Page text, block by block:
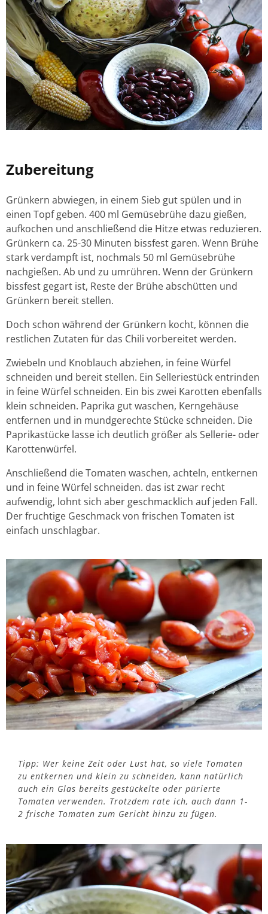
Zubereitung
Grünkern abwiegen, in einem Sieb gut spülen und in
einen Topf geben. 400 ml Gemüsebrühe dazu gießen,
aufkochen und anschließend die Hitze etwas reduzieren.
Grünkern ca. 25-30 Minuten bissfest garen. Wenn Brühe
stark verdampft ist, nochmals 50 ml Gemüsebrühe
nachgießen. Ab und zu umrühren. Wenn der Grünkern
bissfest gegart ist, Reste der Brühe abschütten und
Grünkern bereit stellen.
Doch schon während der Grünkern kocht, können die
restlichen Zutaten für das Chili vorbereitet werden.
Zwiebeln und Knoblauch abziehen, in feine Würfel
schneiden und bereit stellen. Ein Selleriestück entrinden
in feine Würfel schneiden. Ein bis zwei Karotten ebenfalls
klein schneiden. Paprika gut waschen, Kerngehäuse
entfernen und in mundgerechte Stücke schneiden. Die
Paprikastücke lasse ich deutlich größer als Sellerie- oder
Karottenwürfel.
Anschließend die Tomaten waschen, achteln, entkernen
und in feine Würfel schneiden. das ist zwar recht
aufwendig, lohnt sich aber geschmacklich auf jeden Fall.
Der fruchtige Geschmack von frischen Tomaten ist
einfach unschlagbar.
Tipp: Wer keine Zeit oder Lust hat, so viele Tomaten
zu entkernen und klein zu schneiden, kann natürlich
auch ein Glas bereits gestückelte oder pürierte
Tomaten verwenden. Trotzdem rate ich, auch dann 1-
2 frische Tomaten zum Gericht hinzu zu fügen.